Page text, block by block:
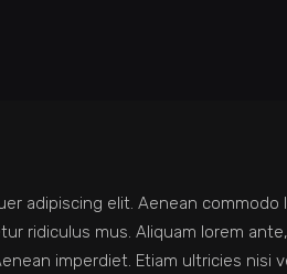
adipiscing elit. Aenean
ridiculus mus. Aliquam lorem
imperdiet. Etiam ultricies nisi